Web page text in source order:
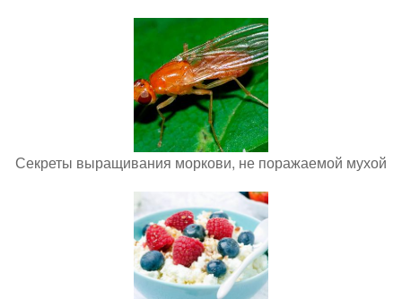
Секреты выращивания моркови, не поражаемой мухой